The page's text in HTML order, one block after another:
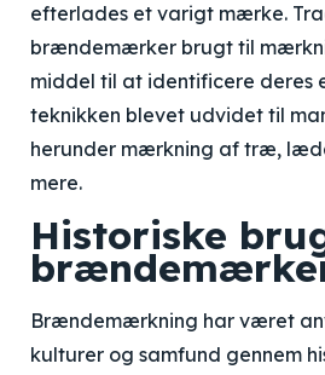
efterlades et varigt mærke.
brændemærker brugt til
middel til at identificere deres
teknikken blevet udvidet til
herunder mærkning af træ,
mere.
Historiske
Brændemærkning har været
kulturer og samfund gennem